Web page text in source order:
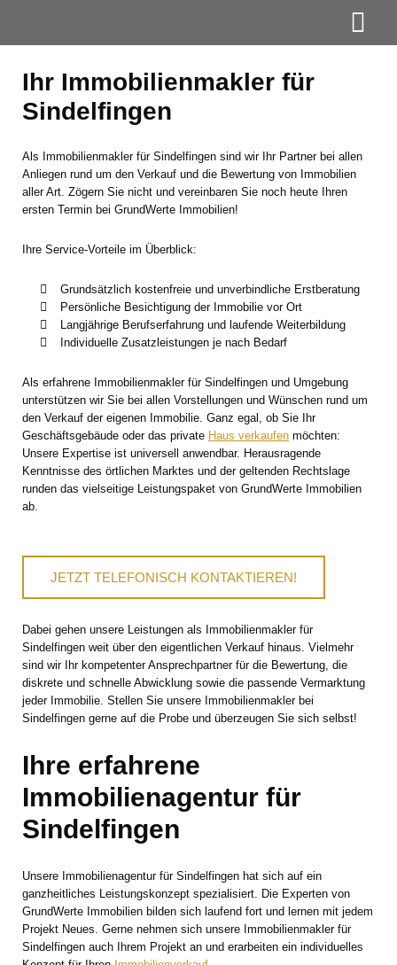
Ihr Immobilienmakler für
Sindelfingen
Als Immobilienmakler für Sindelfingen sind wir Ihr Partner bei allen
Anliegen rund um den Verkauf und die Bewertung von Immobilien
aller Art. Zögern Sie nicht und vereinbaren Sie noch heute Ihren
ersten Termin bei GrundWerte Immobilien!
Ihre Service-Vorteile im Überblick:
Grundsätzlich kostenfreie und unverbindliche Erstberatung
Persönliche Besichtigung der Immobilie vor Ort
Langjährige Berufserfahrung und laufende Weiterbildung
Individuelle Zusatzleistungen je nach Bedarf
Als erfahrene Immobilienmakler für Sindelfingen und Umgebung
unterstützen wir Sie bei allen Vorstellungen und Wünschen rund um
den Verkauf der eigenen Immobilie. Ganz egal, ob Sie Ihr
Geschäftsgebäude oder das private Haus verkaufen möchten:
Unsere Expertise ist universell anwendbar. Herausragende
Kenntnisse des örtlichen Marktes und der geltenden Rechtslage
runden das vielseitige Leistungspaket von GrundWerte Immobilien
ab.
JETZT TELEFONISCH KONTAKTIEREN!
Dabei gehen unsere Leistungen als Immobilienmakler für
Sindelfingen weit über den eigentlichen Verkauf hinaus. Vielmehr
sind wir Ihr kompetenter Ansprechpartner für die Bewertung, die
diskrete und schnelle Abwicklung sowie die passende Vermarktung
jeder Immobilie. Stellen Sie unsere Immobilienmakler bei
Sindelfingen gerne auf die Probe und überzeugen Sie sich selbst!
Ihre erfahrene
Immobilienagentur für
Sindelfingen
Unsere Immobilienagentur für Sindelfingen hat sich auf ein
ganzheitliches Leistungskonzept spezialisiert. Die Experten von
GrundWerte Immobilien bilden sich laufend fort und lernen mit jedem
Projekt Neues. Gerne nehmen sich unsere Immobilienmakler für
Sindelfingen auch Ihrem Projekt an und erarbeiten ein individuelles